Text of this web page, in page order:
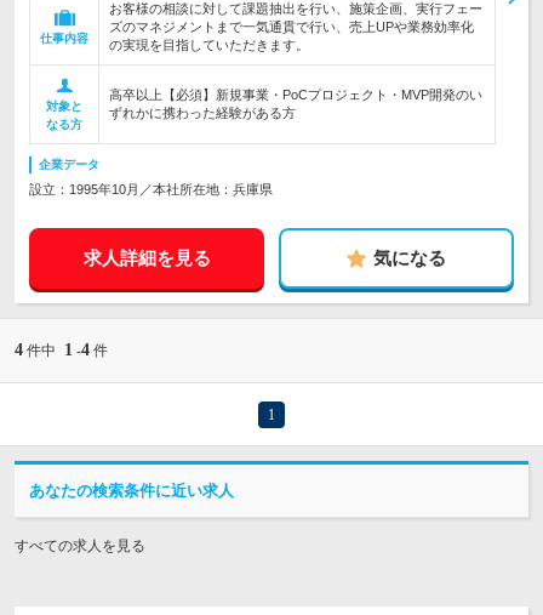
仕事内容
お客様の相談に対して課題抽出を行い、施策企画、実行フェー
ズのマネジメントまで一気通貫で行い、売上UPや業務効率化
の実現を目指していただきます。
対象と
なる方
高卒以上【必須】新規事業・PoCプロジェクト・MVP開発のい
ずれかに携わった経験がある方
企業データ
設立：1995年10月／本社所在地：兵庫県
求人詳細を見る 気になる
4 件中 1 -4 件
1
あなたの検索条件に近い求人
すべての求人を見る